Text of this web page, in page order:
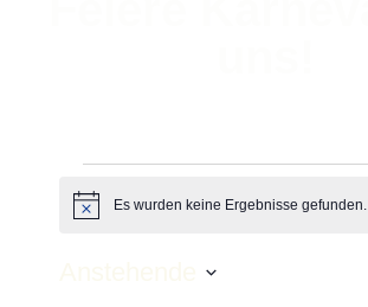
HinweisEs wurden keine Ergebnisse gefunden.